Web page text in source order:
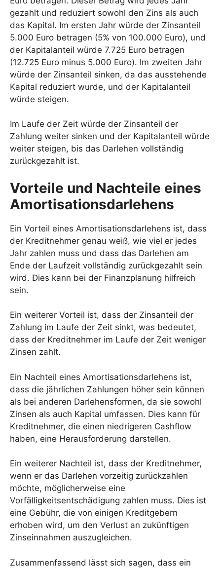
gezahlt und reduziert sowohl den Zins als auch
das Kapital. Im ersten Jahr würde der Zinsanteil
5.000 Euro betragen (5% von 100.000 Euro), und
der Kapitalanteil würde 7.725 Euro betragen
(12.725 Euro minus 5.000 Euro). Im zweiten Jahr
würde der Zinsanteil sinken, da das ausstehende
Kapital reduziert wurde, und der Kapitalanteil
würde steigen.
Im Laufe der Zeit würde der Zinsanteil der
Zahlung weiter sinken und der Kapitalanteil würde
weiter steigen, bis das Darlehen vollständig
zurückgezahlt ist.
Vorteile und Nachteile eines
Amortisationsdarlehens
Ein Vorteil eines Amortisationsdarlehens ist, dass
der Kreditnehmer genau weiß, wie viel er jedes
Jahr zahlen muss und dass das Darlehen am
Ende der Laufzeit vollständig zurückgezahlt sein
wird. Dies kann bei der Finanzplanung hilfreich
sein.
Ein weiterer Vorteil ist, dass der Zinsanteil der
Zahlung im Laufe der Zeit sinkt, was bedeutet,
dass der Kreditnehmer im Laufe der Zeit weniger
Zinsen zahlt.
Ein Nachteil eines Amortisationsdarlehens ist,
dass die jährlichen Zahlungen höher sein können
als bei anderen Darlehensformen, da sie sowohl
Zinsen als auch Kapital umfassen. Dies kann für
Kreditnehmer, die einen niedrigeren Cashflow
haben, eine Herausforderung darstellen.
Ein weiterer Nachteil ist, dass der Kreditnehmer,
wenn er das Darlehen vorzeitig zurückzahlen
möchte, möglicherweise eine
Vorfälligkeitsentschädigung zahlen muss. Dies ist
eine Gebühr, die von einigen Kreditgebern
erhoben wird, um den Verlust an zukünftigen
Zinseinnahmen auszugleichen.
Zusammenfassend lässt sich sagen, dass ein